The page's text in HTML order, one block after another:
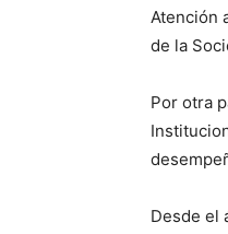
Atención
de la
Por otra
Desde el